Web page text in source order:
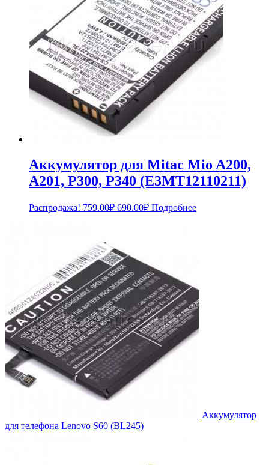
Аккумулятор для Mitac Mio A200,
A201, P300, P340 (E3MT12110211)
Распродажа! 759.00₽ Первоначальная
690.00₽Текущая
Подробнее
Аккумулятор
для телефона Lenovo S60 (BL245)